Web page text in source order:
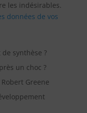
les indésirables.
données de vos
synthèse ?
un choc ?
Greene